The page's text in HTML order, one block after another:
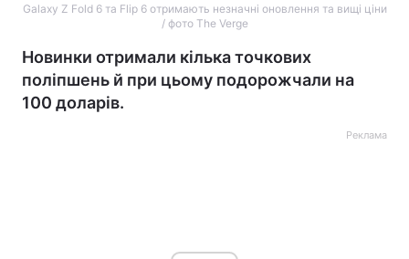
Galaxy Z Fold 6 та Flip 6 отримають незначні оновлення та вищі ціни
/ фото The Verge
Новинки отримали кілька точкових
поліпшень й при цьому подорожчали на
100 доларів.
Реклама